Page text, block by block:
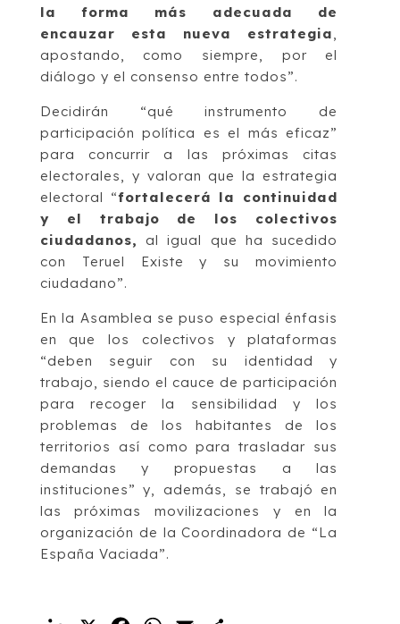
la forma más adecuada de
encauzar esta nueva estrategia
apostando, como siempre, por el
diálogo y el consenso entre todos”.
Decidirán “qué instrumento de
participación política es el más eficaz”
para concurrir a las próximas citas
electorales, y valoran que la estrategia
electoral “fortalecerá la continuidad
y el trabajo de los colectivos
ciudadanos, al igual que ha sucedido
con Teruel Existe y su movimiento
ciudadano”.
En la Asamblea se puso especial énfasis
en que los colectivos y plataformas
“deben seguir con su identidad y
trabajo, siendo el cauce de participación
para recoger la sensibilidad y los
problemas de los habitantes de los
territorios así como para trasladar sus
demandas y propuestas a las
instituciones” y, además, se trabajó en
las próximas movilizaciones y en la
organización de la Coordinadora de “La
España Vaciada”.